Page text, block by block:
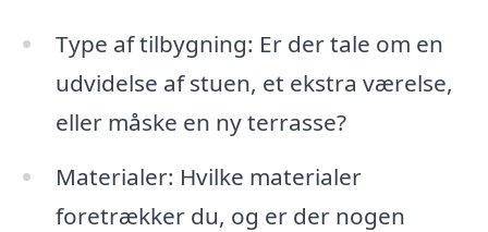
Type af tilbygning: Er der tale om en
udvidelse af stuen, et ekstra værelse,
eller måske en ny terrasse?
Materialer: Hvilke materialer
foretrækker du, og er der nogen